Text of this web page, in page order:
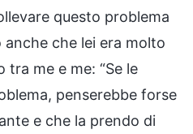
questo problema
che lei era molto
me e me: “Se le
penserebbe forse
e che la prendo di